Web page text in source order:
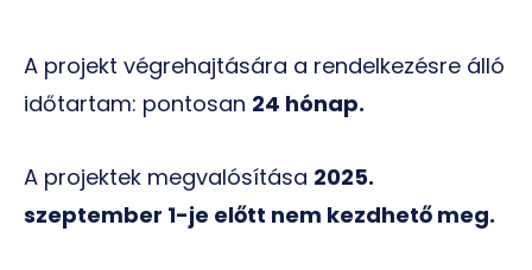
A projekt végrehajtására a rendelkezésre álló
időtartam: pontosan 24 hónap.
A projektek megvalósítása 2025.
szeptember 1-je előtt nem kezdhető meg.